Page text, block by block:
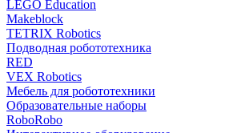
LEGO Education
Makeblock
TETRIX Robotics
Подводная робототехника
RED
VEX Robotics
Мебель для робототехники
Образовательные наборы
RoboRobo